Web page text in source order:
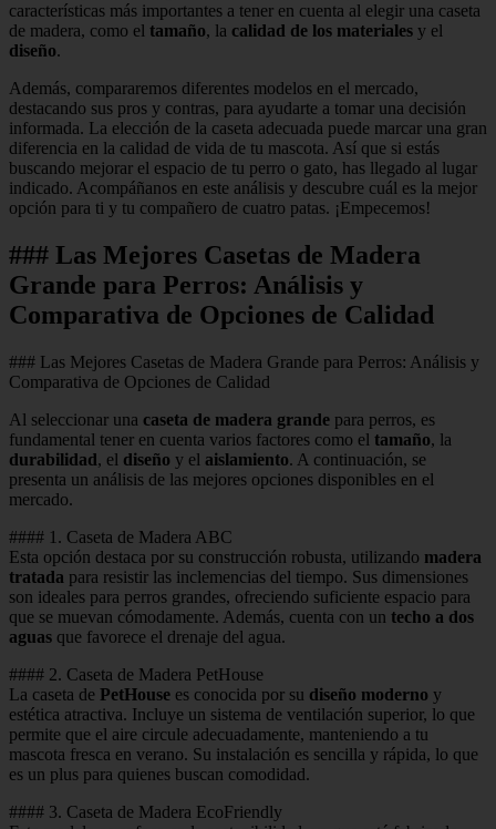
características más importantes a tener en cuenta al elegir una caseta
de madera, como el tamaño, la calidad de los materiales y el
diseño.
Además, compararemos diferentes modelos en el mercado,
destacando sus pros y contras, para ayudarte a tomar una decisión
informada. La elección de la caseta adecuada puede marcar una gran
diferencia en la calidad de vida de tu mascota. Así que si estás
buscando mejorar el espacio de tu perro o gato, has llegado al lugar
indicado. Acompáñanos en este análisis y descubre cuál es la mejor
opción para ti y tu compañero de cuatro patas. ¡Empecemos!
### Las Mejores Casetas de Madera
Grande para Perros: Análisis y
Comparativa de Opciones de Calidad
### Las Mejores Casetas de Madera Grande para Perros: Análisis y
Comparativa de Opciones de Calidad
Al seleccionar una caseta de madera grande para perros, es
fundamental tener en cuenta varios factores como el tamaño, la
durabilidad, el diseño y el aislamiento. A continuación, se
presenta un análisis de las mejores opciones disponibles en el
mercado.
#### 1. Caseta de Madera ABC
Esta opción destaca por su construcción robusta, utilizando madera
tratada para resistir las inclemencias del tiempo. Sus dimensiones
son ideales para perros grandes, ofreciendo suficiente espacio para
que se muevan cómodamente. Además, cuenta con un techo a dos
aguas que favorece el drenaje del agua.
#### 2. Caseta de Madera PetHouse
La caseta de PetHouse es conocida por su diseño moderno y
estética atractiva. Incluye un sistema de ventilación superior, lo que
permite que el aire circule adecuadamente, manteniendo a tu
mascota fresca en verano. Su instalación es sencilla y rápida, lo que
es un plus para quienes buscan comodidad.
#### 3. Caseta de Madera EcoFriendly